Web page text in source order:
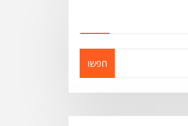
חפשו